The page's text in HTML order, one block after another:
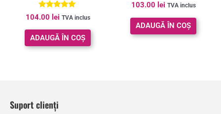
Evaluat la
5.00
din 5
104.00 lei TVA inclus
ADAUGĂ ÎN COȘ
plastic
103.00 lei TVA inclus
ADAUGĂ ÎN COȘ
Suport clienți